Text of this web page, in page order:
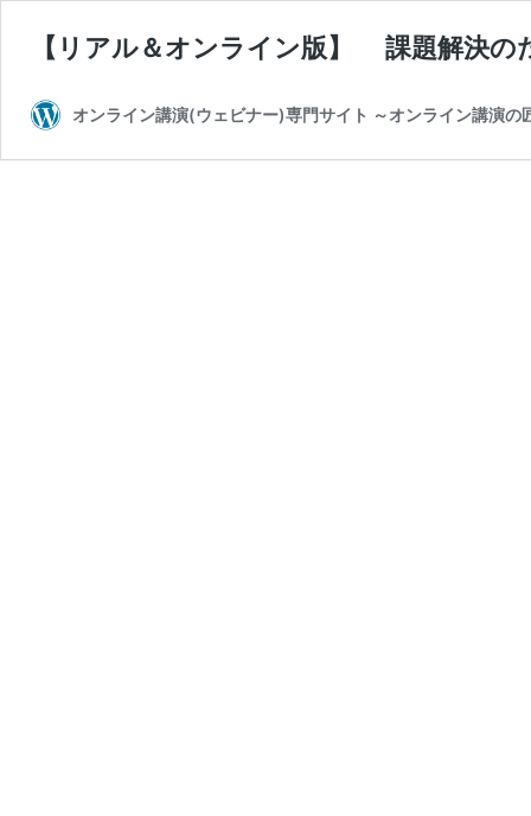
【リアル＆オンライン版】 課題解決の
オンライン講演(ウェビナー)専門サイト ～オンライン講演の